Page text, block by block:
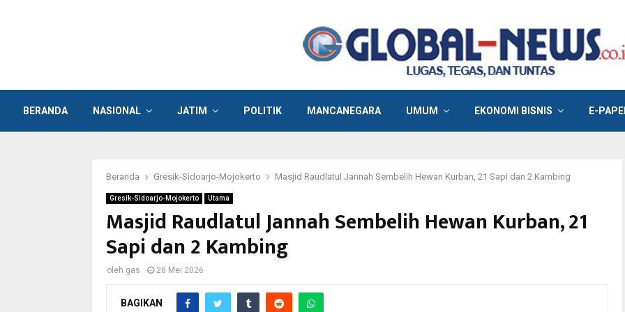
BERANDA NASIONAL JATIM POLITIK MANCANEGARA UMUM EKONOMI BISNIS E-
Beranda Gresik-Sidoarjo-Mojokerto Masjid Raudlatul Jannah Sembelih Hewan Kurban, 21 Sapi dan 2 Kambing
Gresik-Sidoarjo-Mojokerto Utama
Masjid Raudlatul Jannah Sembelih Hewan Kurban, 21
Sapi dan 2 Kambing
oleh gas 28 Mei 2026
BAGIKAN